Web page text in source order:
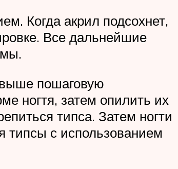
Когда акрил подсохнет,
Все дальнейшие
пошаговую
ногтя, затем опилить их
типса. Затем ногти
с использованием